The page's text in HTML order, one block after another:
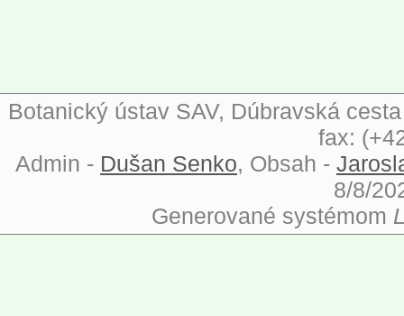
Botanický ústav SAV, Dúbravská
fax:
Admin - Dušan Senko, Obsah -
8/8/
Generované systémom